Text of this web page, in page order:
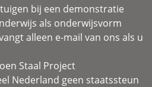
bij een demonstratie
als onderwijsvorm
alleen e-mail van ons als u
Staal Project
Nederland geen staatssteun